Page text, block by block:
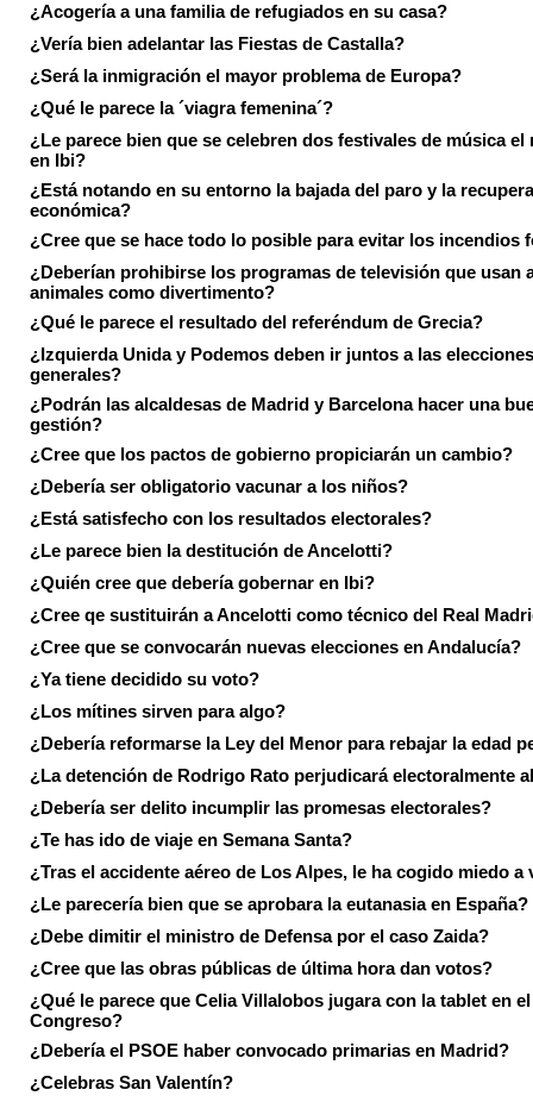
¿Acogería a una familia de refugiados en su casa?
¿Vería bien adelantar las Fiestas de Castalla?
¿Será la inmigración el mayor problema de Europa?
¿Qué le parece la ´viagra femenina´?
¿Le parece bien que se celebren dos festivales de música el
en Ibi?
¿Está notando en su entorno la bajada del paro y la
económica?
¿Cree que se hace todo lo posible para evitar los incendios
¿Deberían prohibirse los programas de televisión que usan
animales como divertimento?
¿Qué le parece el resultado del referéndum de Grecia?
¿Izquierda Unida y Podemos deben ir juntos a las elecciones
generales?
¿Podrán las alcaldesas de Madrid y Barcelona hacer una
gestión?
¿Cree que los pactos de gobierno propiciarán un cambio?
¿Debería ser obligatorio vacunar a los niños?
¿Está satisfecho con los resultados electorales?
¿Le parece bien la destitución de Ancelotti?
¿Quién cree que debería gobernar en Ibi?
¿Cree qe sustituirán a Ancelotti como técnico del Real
¿Cree que se convocarán nuevas elecciones en Andalucía?
¿Ya tiene decidido su voto?
¿Los mítines sirven para algo?
¿Debería reformarse la Ley del Menor para rebajar la edad
¿La detención de Rodrigo Rato perjudicará electoralmente
¿Debería ser delito incumplir las promesas electorales?
¿Te has ido de viaje en Semana Santa?
¿Tras el accidente aéreo de Los Alpes, le ha cogido miedo a
¿Le parecería bien que se aprobara la eutanasia en España?
¿Debe dimitir el ministro de Defensa por el caso Zaida?
¿Cree que las obras públicas de última hora dan votos?
¿Qué le parece que Celia Villalobos jugara con la tablet en el
Congreso?
¿Debería el PSOE haber convocado primarias en Madrid?
¿Celebras San Valentín?